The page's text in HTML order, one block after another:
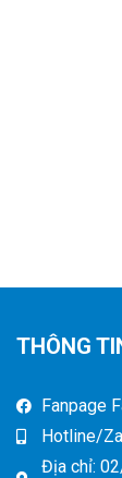
THÔNG
Fanpage
Hotline/
Địa chỉ: